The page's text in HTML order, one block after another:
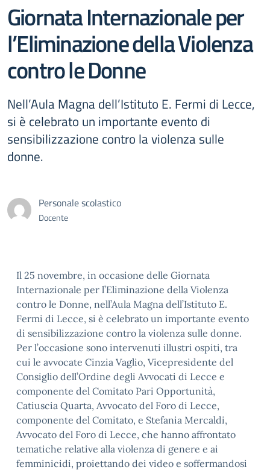
Giornata Internazionale per
l’Eliminazione della Violenza
contro le Donne
Nell’Aula Magna dell’Istituto E. Fermi di Lecce,
si è celebrato un importante evento di
sensibilizzazione contro la violenza sulle
donne.
Personale scolastico
Docente
Il 25 novembre, in occasione delle Giornata
Internazionale per l’Eliminazione della Violenza
contro le Donne, nell’Aula Magna dell’Istituto E.
Fermi di Lecce, si è celebrato un importante evento
di sensibilizzazione contro la violenza sulle donne.
Per l’occasione sono intervenuti illustri ospiti, tra
cui le avvocate Cinzia Vaglio, Vicepresidente del
Consiglio dell’Ordine degli Avvocati di Lecce e
componente del Comitato Pari Opportunità,
Catiuscia Quarta, Avvocato del Foro di Lecce,
componente del Comitato, e Stefania Mercaldi,
Avvocato del Foro di Lecce, che hanno affrontato
tematiche relative alla violenza di genere e ai
femminicidi, proiettando dei video e soffermandosi